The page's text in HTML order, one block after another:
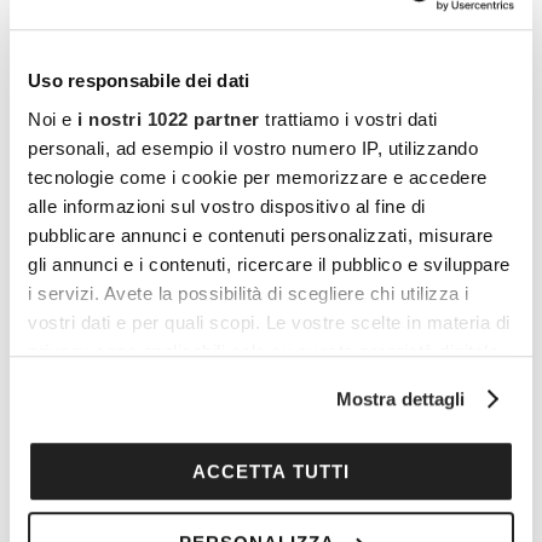
Uso responsabile dei dati
Noi e i nostri 1022 partner trattiamo i vostri dati
personali, ad esempio il vostro numero IP, utilizzando
tecnologie come i cookie per memorizzare e accedere
alle informazioni sul vostro dispositivo al fine di
pubblicare annunci e contenuti personalizzati, misurare
gli annunci e i contenuti, ricercare il pubblico e sviluppare
i servizi. Avete la possibilità di scegliere chi utilizza i
vostri dati e per quali scopi. Le vostre scelte in materia di
privacy sono applicabili solo su questa proprietà digitale
modificare o revocare il proprio consenso in qualsiasi
momento dalla Dichiarazione sui cookie o facendo clic
sull'icona di attivazione della privacy.
Mostra dettagli
ACCETTA TUTTI
i
Gratuito
MER
5
5 Novembre 2025 | 18:30-20:30